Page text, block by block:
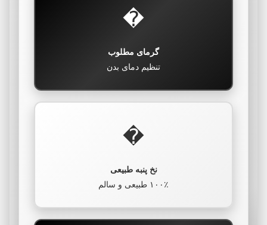
�
گرمای مطلوب
تنظیم دمای بدن
�
نخ پنبه طبیعی
۱۰۰٪ طبیعی و سالم